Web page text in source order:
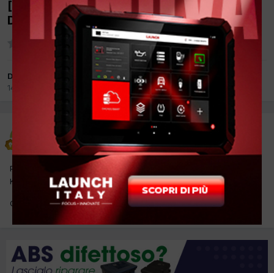
[Peugeot 207 04/2006 1600cc 9HY 66Kw
Diesel] Intervallo Distribuzione
Da giuliano279
14 Marzo 2012
giuliano279
Inviato14 Marzo 2012
Per cortesia qualcuno mi sa dire quale è l'intervallo (di tempo e
Km) per la sostituzione della cinghia di distribuzione?
Grazie!